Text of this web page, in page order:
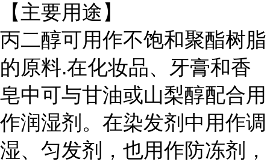
【主要用途】
丙二醇可用作不饱和聚酯树脂
的原料.在化妆品、牙膏和香
皂中可与甘油或山梨醇配合用
作润湿剂。在染发剂中用作调
湿、匀发剂，也用作防冻剂，